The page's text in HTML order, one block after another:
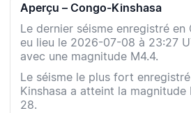
Aperçu – Congo-Kinshasa
Le dernier séisme enregistré en
eu lieu le 2026-07-08 à 23:27
avec une magnitude M4.4.
Le séisme le plus fort
Kinshasa a atteint la
28.